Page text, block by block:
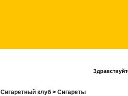
Сигаретный клуб> Сигареты